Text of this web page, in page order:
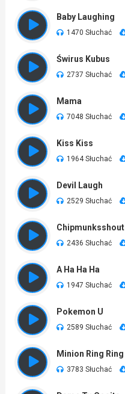
Baby Laughing
1470 Słuchać
Świrus Kubus
2737 Słuchać
Mama
7048 Słuchać
Kiss Kiss
1964 Słuchać
Devil Laugh
2529 Słuchać
Chipmunksshout
2436 Słuchać
A Ha Ha Ha
1947 Słuchać
Pokemon U
2589 Słuchać
Minion Ring Ring
3783 Słuchać